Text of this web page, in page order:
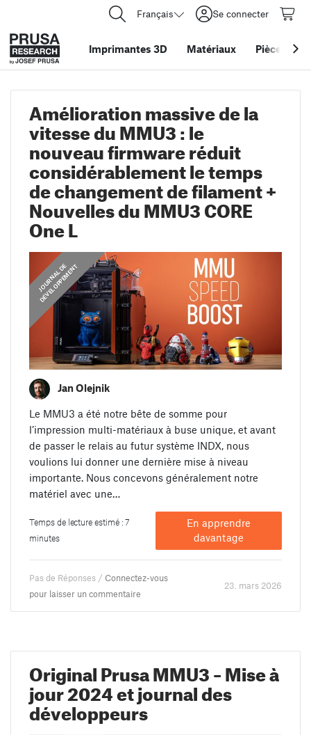
Français Se connecter
Imprimantes 3D Matériaux Pièces &
Amélioration massive de la
vitesse du MMU3 : le
nouveau firmware réduit
considérablement le temps
de changement de filament +
Nouvelles du MMU3 CORE
One L
J
O
U
R
N
A
L
D
E
D
É
V
E
L
O
P
P
E
M
E
N
T
Jan Olejnik
Le MMU3 a été notre bête de somme pour
l’impression multi-matériaux à buse unique, et avant
de passer le relais au futur système INDX, nous
voulions lui donner une dernière mise à niveau
importante. Nous concevons généralement notre
matériel avec une…
Temps de lecture estimé : 7
minutes
En apprendre
davantage
Pas de Réponses / Connectez-vous
pour laisser un commentaire
23. mars 2026
Original Prusa MMU3 – Mise à
jour 2024 et journal des
développeurs